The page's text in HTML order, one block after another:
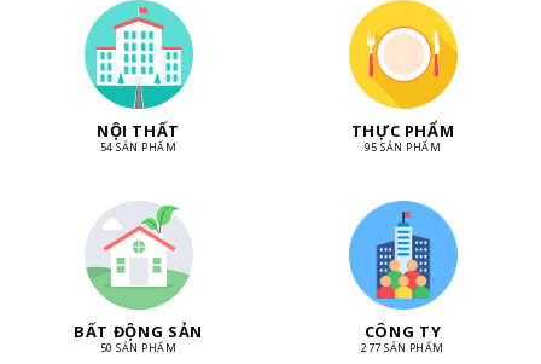
NỘI THẤT
54 SẢN PHẨM
THỰC PHẨM
95 SẢN PHẨM
BẤT ĐỘNG SẢN
50 SẢN PHẨM
CÔNG TY
277 SẢN PHẨM